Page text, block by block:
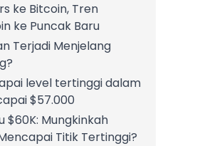
ke Bitcoin, Tren
ke Puncak Baru
Terjadi Menjelang
level tertinggi dalam
$57.000
$60K: Mungkinkah
Titik Tertinggi?